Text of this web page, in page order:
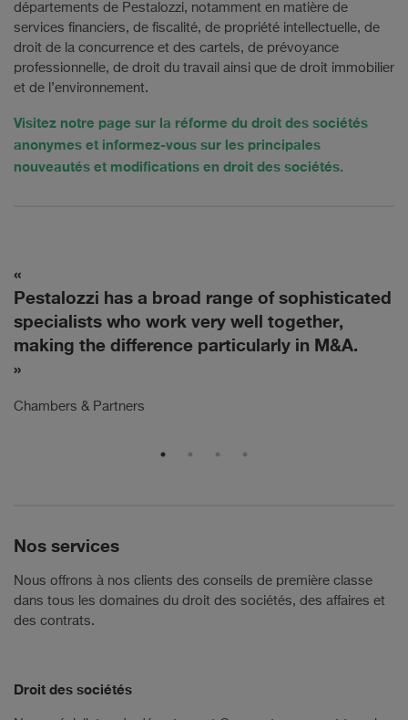
départements de Pestalozzi, notamment en matière de
services financiers, de fiscalité, de propriété intellectuelle, de
droit de la concurrence et des cartels, de prévoyance
professionnelle, de droit du travail ainsi que de droit immobilier
et de l’environnement.
Visitez notre page sur la réforme du droit des sociétés
anonymes et informez-vous sur les principales
nouveautés et modifications en droit des sociétés.
Without exception, we experienced high-level
expertise, good communication, calm,
professional guidance, and trustworthy
behaviours.
Nos services
Nous offrons à nos clients des conseils de première classe
dans tous les domaines du droit des sociétés, des affaires et
des contrats.
Droit des sociétés